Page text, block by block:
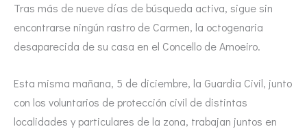
Tras más de nueve días de búsqueda activa, sigue sin
encontrarse ningún rastro de Carmen, la octogenaria
desaparecida de su casa en el Concello de Amoeiro.
Esta misma mañana, 5 de diciembre, la Guardia Civil, junto
con los voluntarios de protección civil de distintas
localidades y particulares de la zona, trabajan juntos en